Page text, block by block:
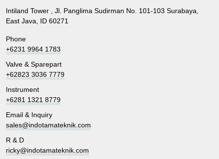
Intiland Tower , Jl. Panglima Sudirman No. 101-103 Surabaya,
East Java, ID 60271
Phone
+6231 9964 1783
Valve & Sparepart
+62823 3036 7779
Instrument
+6281 1321 8779
Email & Inquiry
sales@indotamateknik.com
R & D
ricky@indotamateknik.com